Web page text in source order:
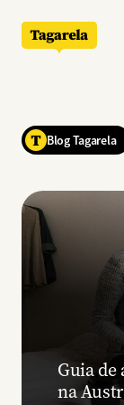
Blog Tagarela
Guia de
na